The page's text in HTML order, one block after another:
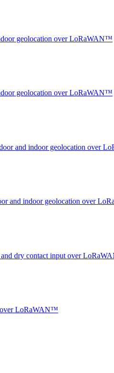
geolocation over LoRaWAN™
geolocation over LoRaWAN™
and indoor geolocation over
and indoor geolocation over
and dry contact input over
over LoRaWAN™